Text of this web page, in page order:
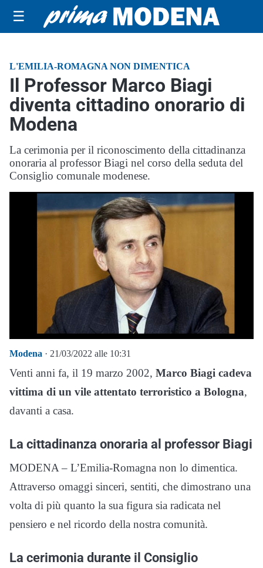
☰
L'EMILIA-ROMAGNA NON DIMENTICA
Il Professor Marco Biagi
diventa cittadino onorario di
Modena
La cerimonia per il riconoscimento della cittadinanza
onoraria al professor Biagi nel corso della seduta del
Consiglio comunale modenese.
Modena · 21/03/2022 alle 10:31
Venti anni fa, il 19 marzo 2002, Marco Biagi cadeva
vittima di un vile attentato terroristico a Bologna,
davanti a casa.
La cittadinanza onoraria al professor Biagi
MODENA – L’Emilia-Romagna non lo dimentica.
Attraverso omaggi sinceri, sentiti, che dimostrano una
volta di più quanto la sua figura sia radicata nel
pensiero e nel ricordo della nostra comunità.
La cerimonia durante il Consiglio